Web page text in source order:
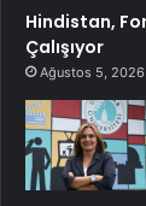
Hindistan,
Çalışıyor
Ağustos 5, 2026